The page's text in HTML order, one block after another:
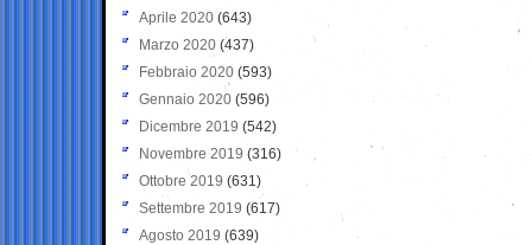
Aprile 2020 (643)
Marzo 2020 (437)
Febbraio 2020 (593)
Gennaio 2020 (596)
Dicembre 2019 (542)
Novembre 2019 (316)
Ottobre 2019 (631)
Settembre 2019 (617)
Agosto 2019 (639)